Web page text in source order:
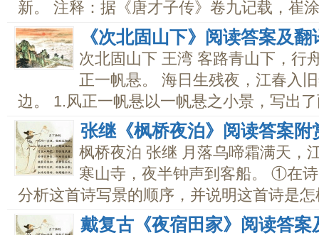
新。 注释：据《唐才子传》卷九记载，崔
《次北固山下》阅读答案及翻
次北固山下 王湾 客路青山下，行
正一帆悬。 海日生残夜，江春入
边。 1.风正一帆悬以一帆悬之小景，写出
张继《枫桥夜泊》阅读答案附
枫桥夜泊 张继 月落乌啼霜满天，
寒山寺，夜半钟声到客船。 ①在
分析这首诗写景的顺序，并说明这首诗是怎
戴复古《夜宿田家》阅读答案